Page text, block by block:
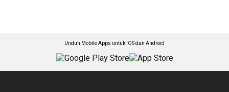
Unduh Mobile Apps untuk iOS dan Android